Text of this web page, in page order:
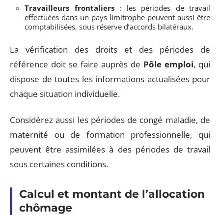
Travailleurs frontaliers: les périodes de travail
effectuées dans un pays limitrophe peuvent aussi être
comptabilisées, sous réserve d’accords bilatéraux.
La vérification des droits et des périodes de
référence doit se faire auprès de Pôle emploi, qui
dispose de toutes les informations actualisées pour
chaque situation individuelle.
Considérez aussi les périodes de congé maladie, de
maternité ou de formation professionnelle, qui
peuvent être assimilées à des périodes de travail
sous certaines conditions.
Calcul et montant de l’allocation
chômage